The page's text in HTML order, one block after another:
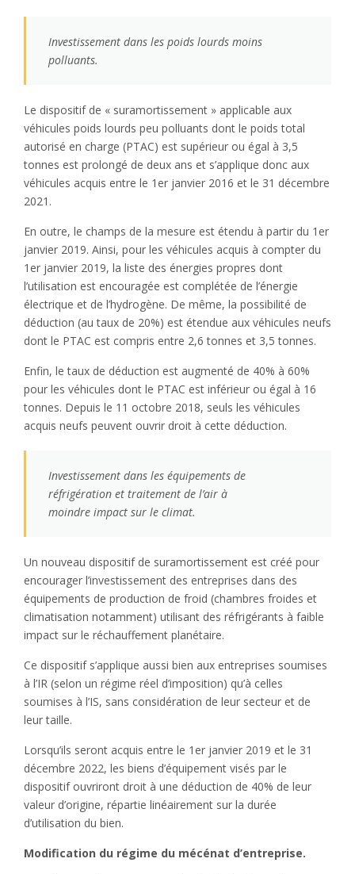
Investissement dans les poids lourds moins
polluants.
Le dispositif de « suramortissement » applicable aux
véhicules poids lourds peu polluants dont le poids total
autorisé en charge (PTAC) est supérieur ou égal à 3,5
tonnes est prolongé de deux ans et s’applique donc aux
véhicules acquis entre le 1er janvier 2016 et le 31 décembre
2021.
En outre, le champs de la mesure est étendu à partir du 1er
janvier 2019. Ainsi, pour les véhicules acquis à compter du
1er janvier 2019, la liste des énergies propres dont
l’utilisation est encouragée est complétée de l’énergie
électrique et de l’hydrogène. De même, la possibilité de
déduction (au taux de 20%) est étendue aux véhicules neufs
dont le PTAC est compris entre 2,6 tonnes et 3,5 tonnes.
Enfin, le taux de déduction est augmenté de 40% à 60%
pour les véhicules dont le PTAC est inférieur ou égal à 16
tonnes. Depuis le 11 octobre 2018, seuls les véhicules
acquis neufs peuvent ouvrir droit à cette déduction.
Investissement dans les équipements de
réfrigération et traitement de l’air à
moindre impact sur le climat.
Un nouveau dispositif de suramortissement est créé pour
encourager l’investissement des entreprises dans des
équipements de production de froid (chambres froides et
climatisation notamment) utilisant des réfrigérants à faible
impact sur le réchauffement planétaire.
Ce dispositif s’applique aussi bien aux entreprises soumises
à l’IR (selon un régime réel d’imposition) qu’à celles
soumises à l’IS, sans considération de leur secteur et de
leur taille.
Lorsqu’ils seront acquis entre le 1er janvier 2019 et le 31
décembre 2022, les biens d’équipement visés par le
dispositif ouvriront droit à une déduction de 40% de leur
valeur d’origine, répartie linéairement sur la durée
d’utilisation du bien.
Modification du régime du mécénat d’entreprise.